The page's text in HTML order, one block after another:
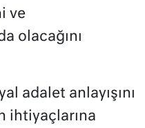
ve
olacağını
adalet anlayışını
ihtiyaçlarına